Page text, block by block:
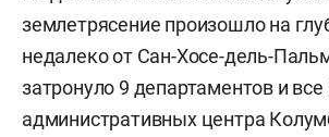
землетрясение произошло на
недалеко от Сан-Хосе-дель-
затронуло 9 департаментов и все
административных центра